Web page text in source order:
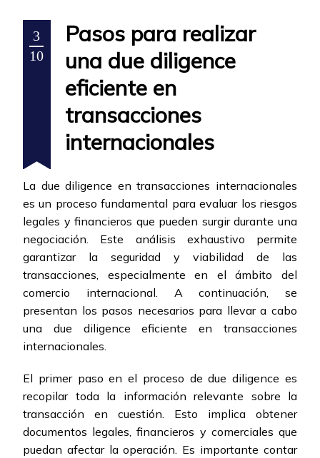
3
10
Pasos para realizar
una due diligence
eficiente en
transacciones
internacionales
La due diligence en transacciones internacionales
es un proceso fundamental para evaluar los riesgos
legales y financieros que pueden surgir durante una
negociación. Este análisis exhaustivo permite
garantizar la seguridad y viabilidad de las
transacciones, especialmente en el ámbito del
comercio internacional. A continuación, se
presentan los pasos necesarios para llevar a cabo
una due diligence eficiente en transacciones
internacionales.
El primer paso en el proceso de due diligence es
recopilar toda la información relevante sobre la
transacción en cuestión. Esto implica obtener
documentos legales, financieros y comerciales que
puedan afectar la operación. Es importante contar